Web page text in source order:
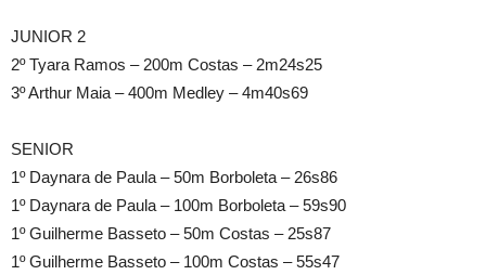
JUNIOR 2
2º Tyara Ramos – 200m Costas – 2m24s25
3º Arthur Maia – 400m Medley – 4m40s69
SENIOR
1º Daynara de Paula – 50m Borboleta – 26s86
1º Daynara de Paula – 100m Borboleta – 59s90
1º Guilherme Basseto – 50m Costas – 25s87
1º Guilherme Basseto – 100m Costas – 55s47